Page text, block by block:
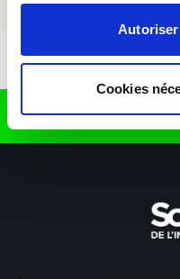
Cookies
Télécharger